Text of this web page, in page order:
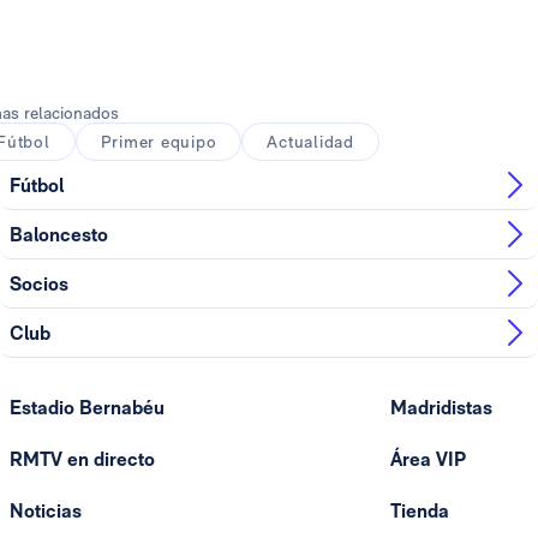
relacionados
Primer equipo Actualidad
Fútbol
Baloncesto
Socios
Club
Estadio Bernabéu
RMTV en directo
Noticias
Madridistas
Área VIP
Tienda